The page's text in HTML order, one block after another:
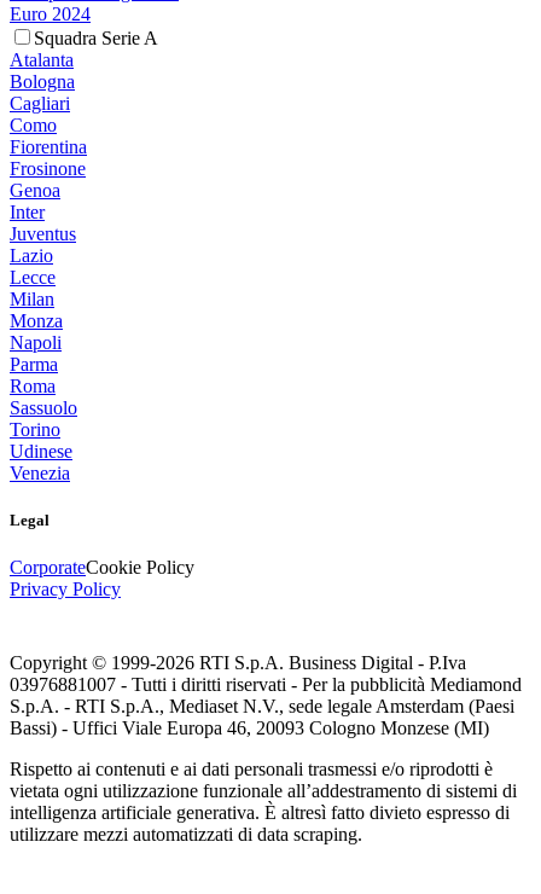
Euro 2024
Squadra Serie A
Atalanta
Bologna
Cagliari
Como
Fiorentina
Frosinone
Genoa
Inter
Juventus
Lazio
Lecce
Milan
Monza
Napoli
Parma
Roma
Sassuolo
Torino
Udinese
Venezia
Legal
CorporateCookie Policy
Privacy Policy
Copyright © 1999-2026 RTI S.p.A. Business Digital - P.Iva
03976881007 - Tutti i diritti riservati - Per la pubblicità Mediamond
S.p.A. - RTI S.p.A., Mediaset N.V., sede legale Amsterdam (Paesi
Bassi) - Uffici Viale Europa 46, 20093 Cologno Monzese (MI)
Rispetto ai contenuti e ai dati personali trasmessi e/o riprodotti è
vietata ogni utilizzazione funzionale all’addestramento di sistemi di
intelligenza artificiale generativa. È altresì fatto divieto espresso di
utilizzare mezzi automatizzati di data scraping.